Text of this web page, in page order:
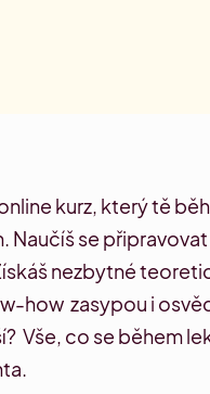
kurz, který tě
Naučíš se
nezbytné
how zasypou i
Vše, co se během